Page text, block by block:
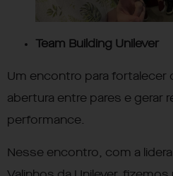
Team Building Unilever
Um encontro para fortalecer
abertura entre pares e gerar
performance.
Nesse encontro, com a